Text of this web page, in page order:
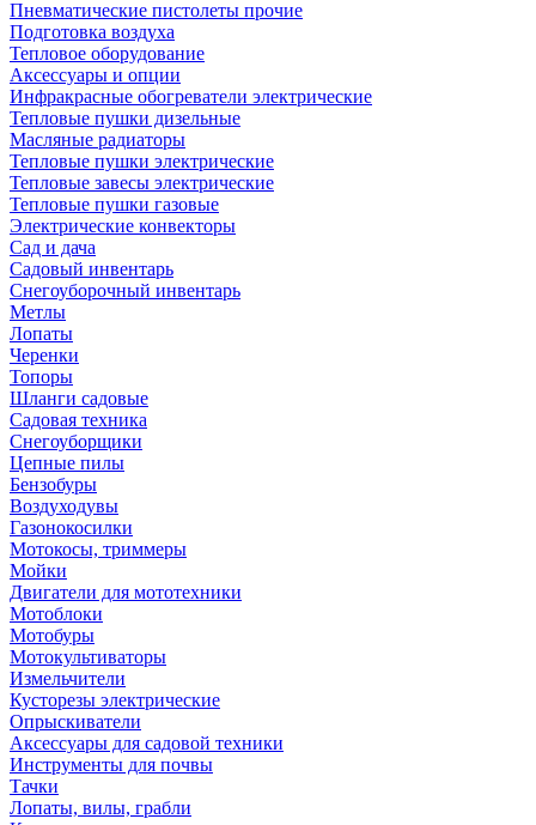
Пневматические пистолеты прочие
Подготовка воздуха
Тепловое оборудование
Аксессуары и опции
Инфракрасные обогреватели электрические
Тепловые пушки дизельные
Масляные радиаторы
Тепловые пушки электрические
Тепловые завесы электрические
Тепловые пушки газовые
Электрические конвекторы
Сад и дача
Садовый инвентарь
Снегоуборочный инвентарь
Метлы
Лопаты
Черенки
Топоры
Шланги садовые
Садовая техника
Снегоуборщики
Цепные пилы
Бензобуры
Воздуходувы
Газонокосилки
Мотокосы, триммеры
Мойки
Двигатели для мототехники
Мотоблоки
Мотобуры
Мотокультиваторы
Измельчители
Кусторезы электрические
Опрыскиватели
Аксессуары для садовой техники
Инструменты для почвы
Тачки
Лопаты, вилы, грабли